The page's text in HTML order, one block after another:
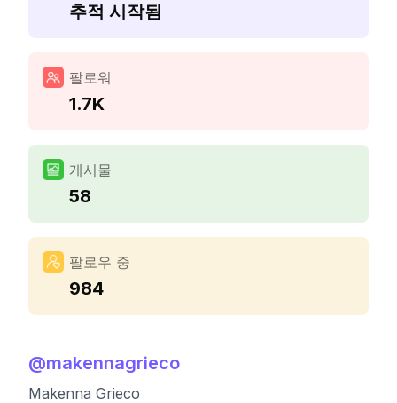
추적 시작됨
팔로워
1.7K
게시물
58
팔로우 중
984
@makennagrieco
Makenna Grieco